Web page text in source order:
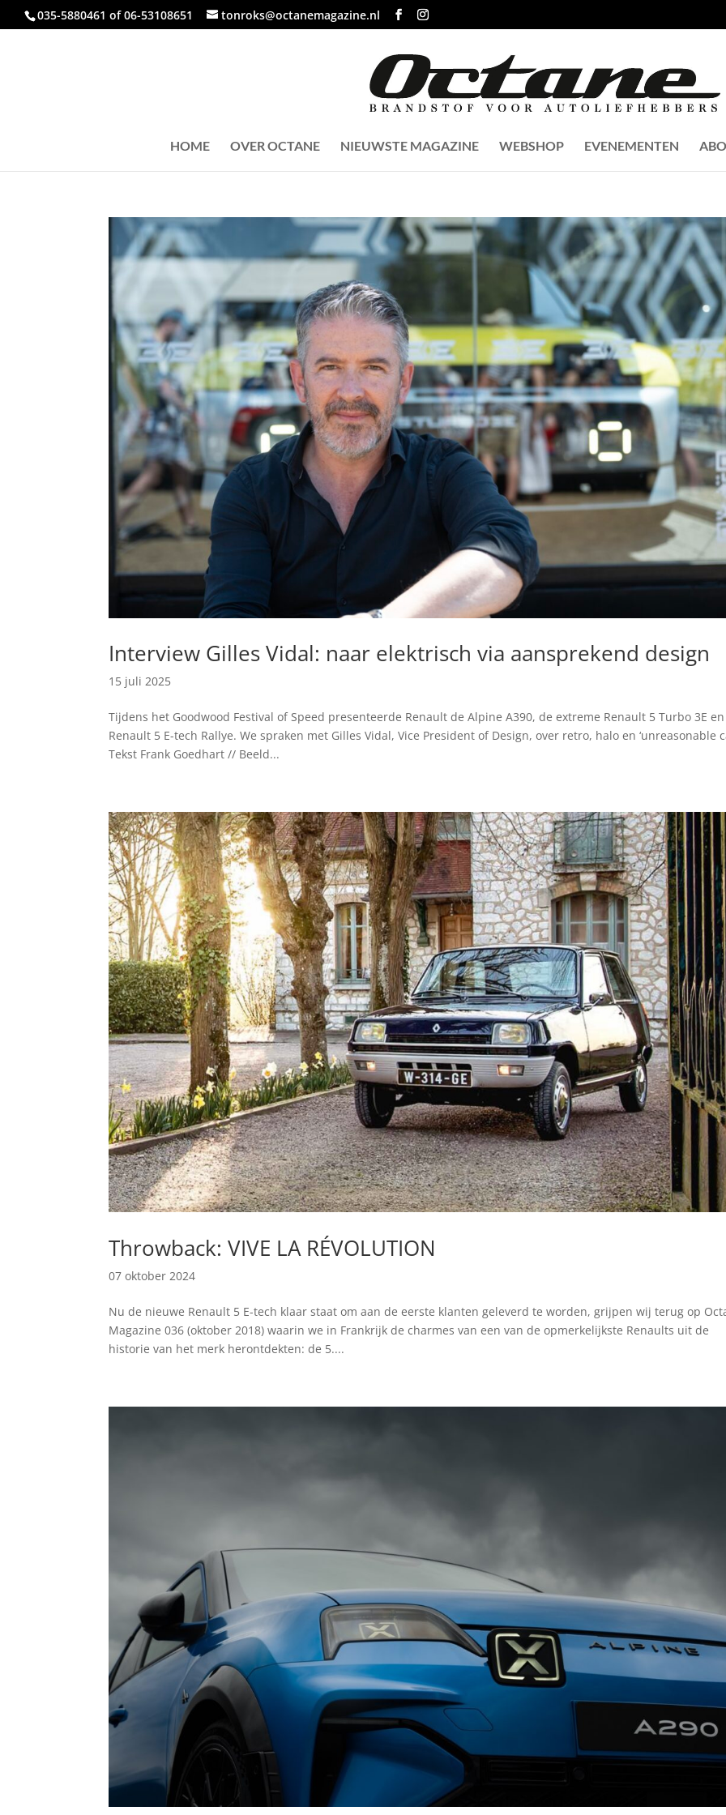
035-5880461 of 06-53108651 tonroks@octanemagazine.nl
HOME OVER OCTANE NIEUWSTE MAGAZINE WEBSHOP EVENEMENTEN
Interview Gilles Vidal: naar elektrisch via aansprekend design
15 juli 2025
Tijdens het Goodwood Festival of Speed presenteerde Renault de Alpine A390, de extreme Renault 5 Turbo 3E
Renault 5 E-tech Rallye. We spraken met Gilles Vidal, Vice President of Design, over retro, halo en ‘unreasonable
Tekst Frank Goedhart // Beeld...
Throwback: VIVE LA RÉVOLUTION
07 oktober 2024
Nu de nieuwe Renault 5 E-tech klaar staat om aan de eerste klanten geleverd te worden, grijpen wij terug op
Magazine 036 (oktober 2018) waarin we in Frankrijk de charmes van een van de opmerkelijkste Renaults uit de
historie van het merk herontdekten: de 5....